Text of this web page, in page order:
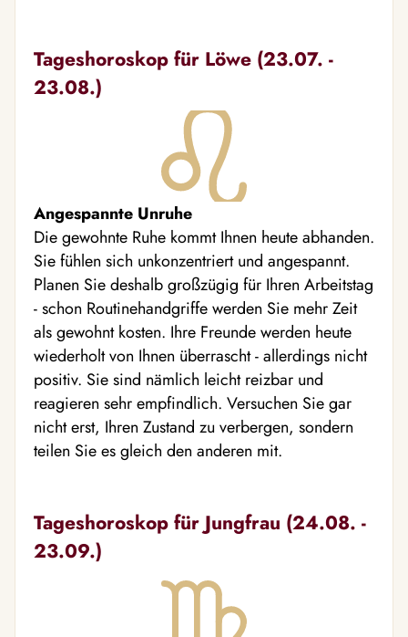
Tageshoroskop für Löwe (23.07. -
23.08.)
Angespannte Unruhe
Die gewohnte Ruhe kommt Ihnen heute abhanden.
Sie fühlen sich unkonzentriert und angespannt.
Planen Sie deshalb großzügig für Ihren Arbeitstag
- schon Routinehandgriffe werden Sie mehr Zeit
als gewohnt kosten. Ihre Freunde werden heute
wiederholt von Ihnen überrascht - allerdings nicht
positiv. Sie sind nämlich leicht reizbar und
reagieren sehr empfindlich. Versuchen Sie gar
nicht erst, Ihren Zustand zu verbergen, sondern
teilen Sie es gleich den anderen mit.
Tageshoroskop für Jungfrau (24.08. -
23.09.)